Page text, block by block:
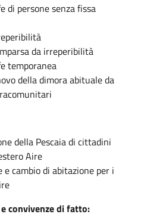
di persone senza fissa
da irreperibilità
temporanea
della dimora abituale da
della Pescaia di cittadini
Aire
e cambio di abitazione per i
convivenze di fatto: